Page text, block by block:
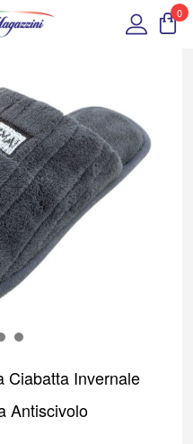
0
Ciabatta Invernale
Antiscivolo